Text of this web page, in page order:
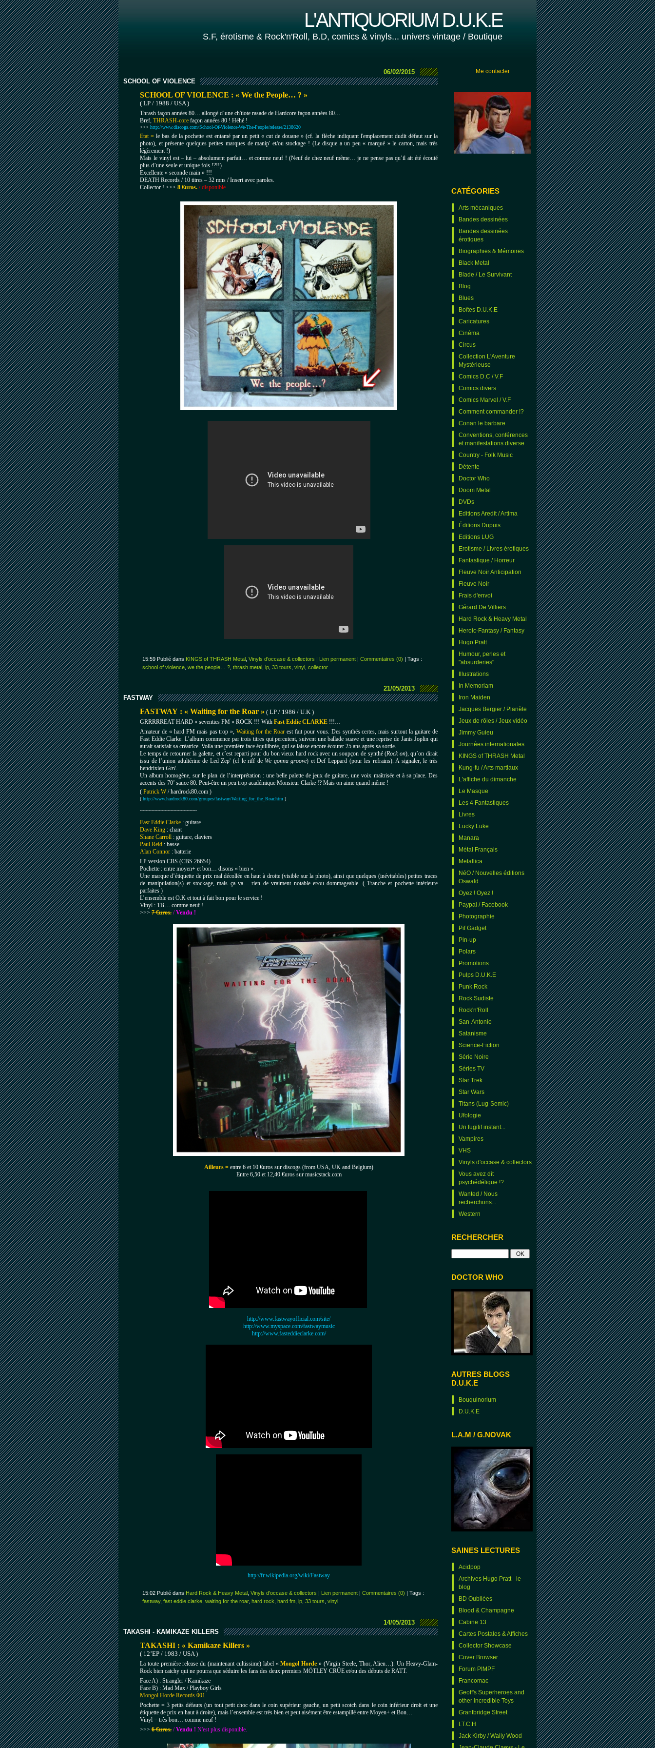
L'ANTIQUORIUM D.U.K.E
S.F, érotisme & Rock'n'Roll, B.D, comics & vinyls... univers vintage / Boutique
Me contacter
CATÉGORIES
Arts mécaniques
Bandes dessinées
Bandes dessinées
érotiques
Biographies & Mémoires
Black Metal
Blade / Le Survivant
Blog
Blues
Boîtes D.U.K.E
Caricatures
Cinéma
Circus
Collection L'Aventure
Mystérieuse
Comics D.C / V.F
Comics divers
Comics Marvel / V.F
Comment commander !?
Conan le barbare
Conventions, conférences
et manifestations diverse
Country - Folk Music
Détente
Doctor Who
Doom Metal
DVDs
Editions Aredit / Artima
Éditions Dupuis
Editions LUG
Erotisme / Livres érotiques
Fantastique / Horreur
Fleuve Noir Anticipation
Fleuve Noir
Frais d'envoi
Gérard De Villiers
Hard Rock & Heavy Metal
Heroic-Fantasy / Fantasy
Hugo Pratt
Humour, perles et
"absurderies"
Illustrations
In Memoriam
Iron Maiden
Jacques Bergier / Planète
Jeux de rôles / Jeux vidéo
Jimmy Guieu
Journées internationales
KINGS of THRASH Metal
Kung-fu / Arts martiaux
L'affiche du dimanche
Le Masque
Les 4 Fantastiques
Livres
Lucky Luke
Manara
Métal Français
Metallica
NéO / Nouvelles éditions
Oswald
Oyez ! Oyez !
Paypal / Facebook
Photographie
Pif Gadget
Pin-up
Polars
Promotions
Pulps D.U.K.E
Punk Rock
Rock Sudiste
Rock'n'Roll
San-Antonio
Satanisme
Science-Fiction
Série Noire
Séries TV
Star Trek
Star Wars
Titans (Lug-Semic)
Ufologie
Un fugitif instant...
Vampires
VHS
Vinyls d'occase & collectors
Vous avez dit
psychédélique !?
Wanted / Nous
recherchons...
Western
RECHERCHER
DOCTOR WHO
AUTRES BLOGS
D.U.K.E
Bouquinorium
D.U.K.E
L.A.M / G.NOVAK
SAINES LECTURES
Acidpop
Archives Hugo Pratt - le
blog
BD Oubliées
Blood & Champagne
Cabine 13
Cartes Postales & Affiches
Collector Showcase
Cover Browser
Forum PIMPF
Francomac
Geoff's Superheroes and
other incredible Toys
Grantbridge Street
I.T.C.H
Jack Kirby / Wally Wood
06/02/2015
SCHOOL OF VIOLENCE
SCHOOL OF VIOLENCE : « We the People… ? »
( LP / 1988 / USA )
Thrash façon années 80… allongé d’une ch'tiote rasade de Hardcore façon années 80…
Bref, THRASH-core façon années 80 ! Héhé !
>>> http://www.discogs.com/School-Of-Violence-We-The-People/release/2138620
Etat = le bas de la pochette est entamé par un petit « cut de douane » (cf. la flèche indiquant l'emplacement dudit défaut sur la
photo), et présente quelques petites marques de manip' et/ou stockage ! (Le disque a un peu « marqué » le carton, mais très
légèrement !)
Mais le vinyl est – lui – absolument parfait… et comme neuf ! (Neuf de chez neuf même… je ne pense pas qu’il ait été écouté
plus d’une seule et unique fois !?!!)
Excellente « seconde main » !!!
DEATH Records / 10 titres – 32 mns / Insert avec paroles.
Collector ! >>> 8 €uros. / disponible.
15:59 Publié dans KINGS of THRASH Metal Vinyls d'occase & collectors | Lien permanent | Commentaires (0) | Tags :
school of violence we the people… ? thrash metal lp 33 tours vinyl collector
21/05/2013
FASTWAY
FASTWAY : « Waiting for the Roar » ( LP / 1986 / U.K )
GRRRRREAT HARD « seventies FM » ROCK !!! With Fast Eddie CLARKE !!!…
Amateur de « hard FM mais pas trop »,Waiting for the Roar est fait pour vous. Des synthés certes, mais surtout la guitare de
Fast Eddie Clarke. L’album commence par trois titres qui percutent, suivent une ballade suave et une reprise de Janis Joplin qui
aurait satisfait sa créatrice. Voila une première face équilibrée, qui se laisse encore écouter 25 ans après sa sortie.
Le temps de retourner la galette, et c’est reparti pour du bon vieux hard rock avec un soupçon de synthé (Rock on), qu’on dirait
issu de l’union adultérine de Led Zep' (cf le riff de We gonna groove) et Def Leppard (pour les refrains). A signaler, le très
hendrixien Girl
Un album homogène, sur le plan de l’interprétation : une belle palette de jeux de guitare, une voix maîtrisée et à sa place. Des
accents des 70’ sauce 80. Peut-être un peu trop académique Monsieur Clarke !? Mais on aime quand même !
( Patrick W/ hardrock80.com )
( http://www.hardrock80.com/groupes/fastway/Waiting_for_the_Roar.htm )
---------------------------------------
Fast Eddie Clarke : guitare
Dave King : chant
Shane Carroll : guitare, claviers
Paul Reid : basse
Alan Connor : batterie
LP version CBS (CBS 26654)
Pochette : entre moyen+ et bon… disons « bien ».
Une marque d’étiquette de prix mal décollée en haut à droite (visible sur la photo), ainsi que quelques (inévitables) petites traces
de manipulation(s) et stockage, mais ça va… rien de vraiment notable et/ou dommageable. ( Tranche et pochette intérieure
parfaites )
L’ensemble est O.K et tout à fait bon pour le service !
Vinyl : TB… comme neuf !
>>> 7 €uros. /Vendu !
Ailleurs = entre 6 et 10 €uros sur discogs (from USA, UK and Belgium)
Entre 6,50 et 12,40 €uros sur musicstack.com
http://www.fastwayofficial.com/site/
http://www.myspace.com/fastwaymusic
http://www.fasteddieclarke.com/
http://fr.wikipedia.org/wiki/Fastway
15:02 Publié dans Hard Rock & Heavy Metal Vinyls d'occase & collectors | Lien permanent | Commentaires (0) | Tags :
fastway, fast eddie clarke waiting for the roar, hard rock hard fm lp 33 tours vinyl
14/05/2013
TAKASHI - KAMIKAZE KILLERS
TAKASHI : « Kamikaze Killers »
( 12’EP / 1983 / USA )
La toute première release du (maintenant cultissime) label «Mongol Horde » (Virgin Steele, Thor, Alien…).Un Heavy-Glam-
Rock bien catchy qui ne pourra que séduire les fans des deux premiers MÖTLEY CRÜE et/ou des débuts de RATT.
Face A) : Strangler / Kamikaze
Face B) : Mad Max / Playboy Girls
Mongol Horde Records 001
Pochette = 3 petits défauts (un tout petit choc dans le coin supérieur gauche, un petit scotch dans le coin inférieur droit et une
étiquette de prix en haut à droite), mais l’ensemble est très bien et peut aisément être estampillé entre Moyen+ et Bon…
Vinyl = très bon… comme neuf !
>>> 6 €uros. /Vendu ! N'est plus disponible.